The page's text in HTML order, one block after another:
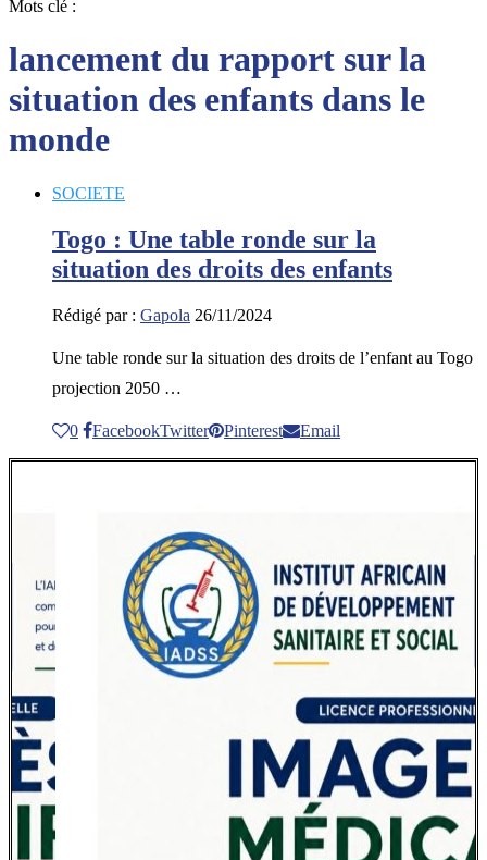
Mots clé :
lancement du rapport sur la
situation des enfants dans le
monde
SOCIETE
Togo : Une table ronde sur la
situation des droits des enfants
Rédigé par : Gapola 26/11/2024
Une table ronde sur la situation des droits de l’enfant au Togo
projection 2050 …
0 FacebookTwitter Pinterest Email